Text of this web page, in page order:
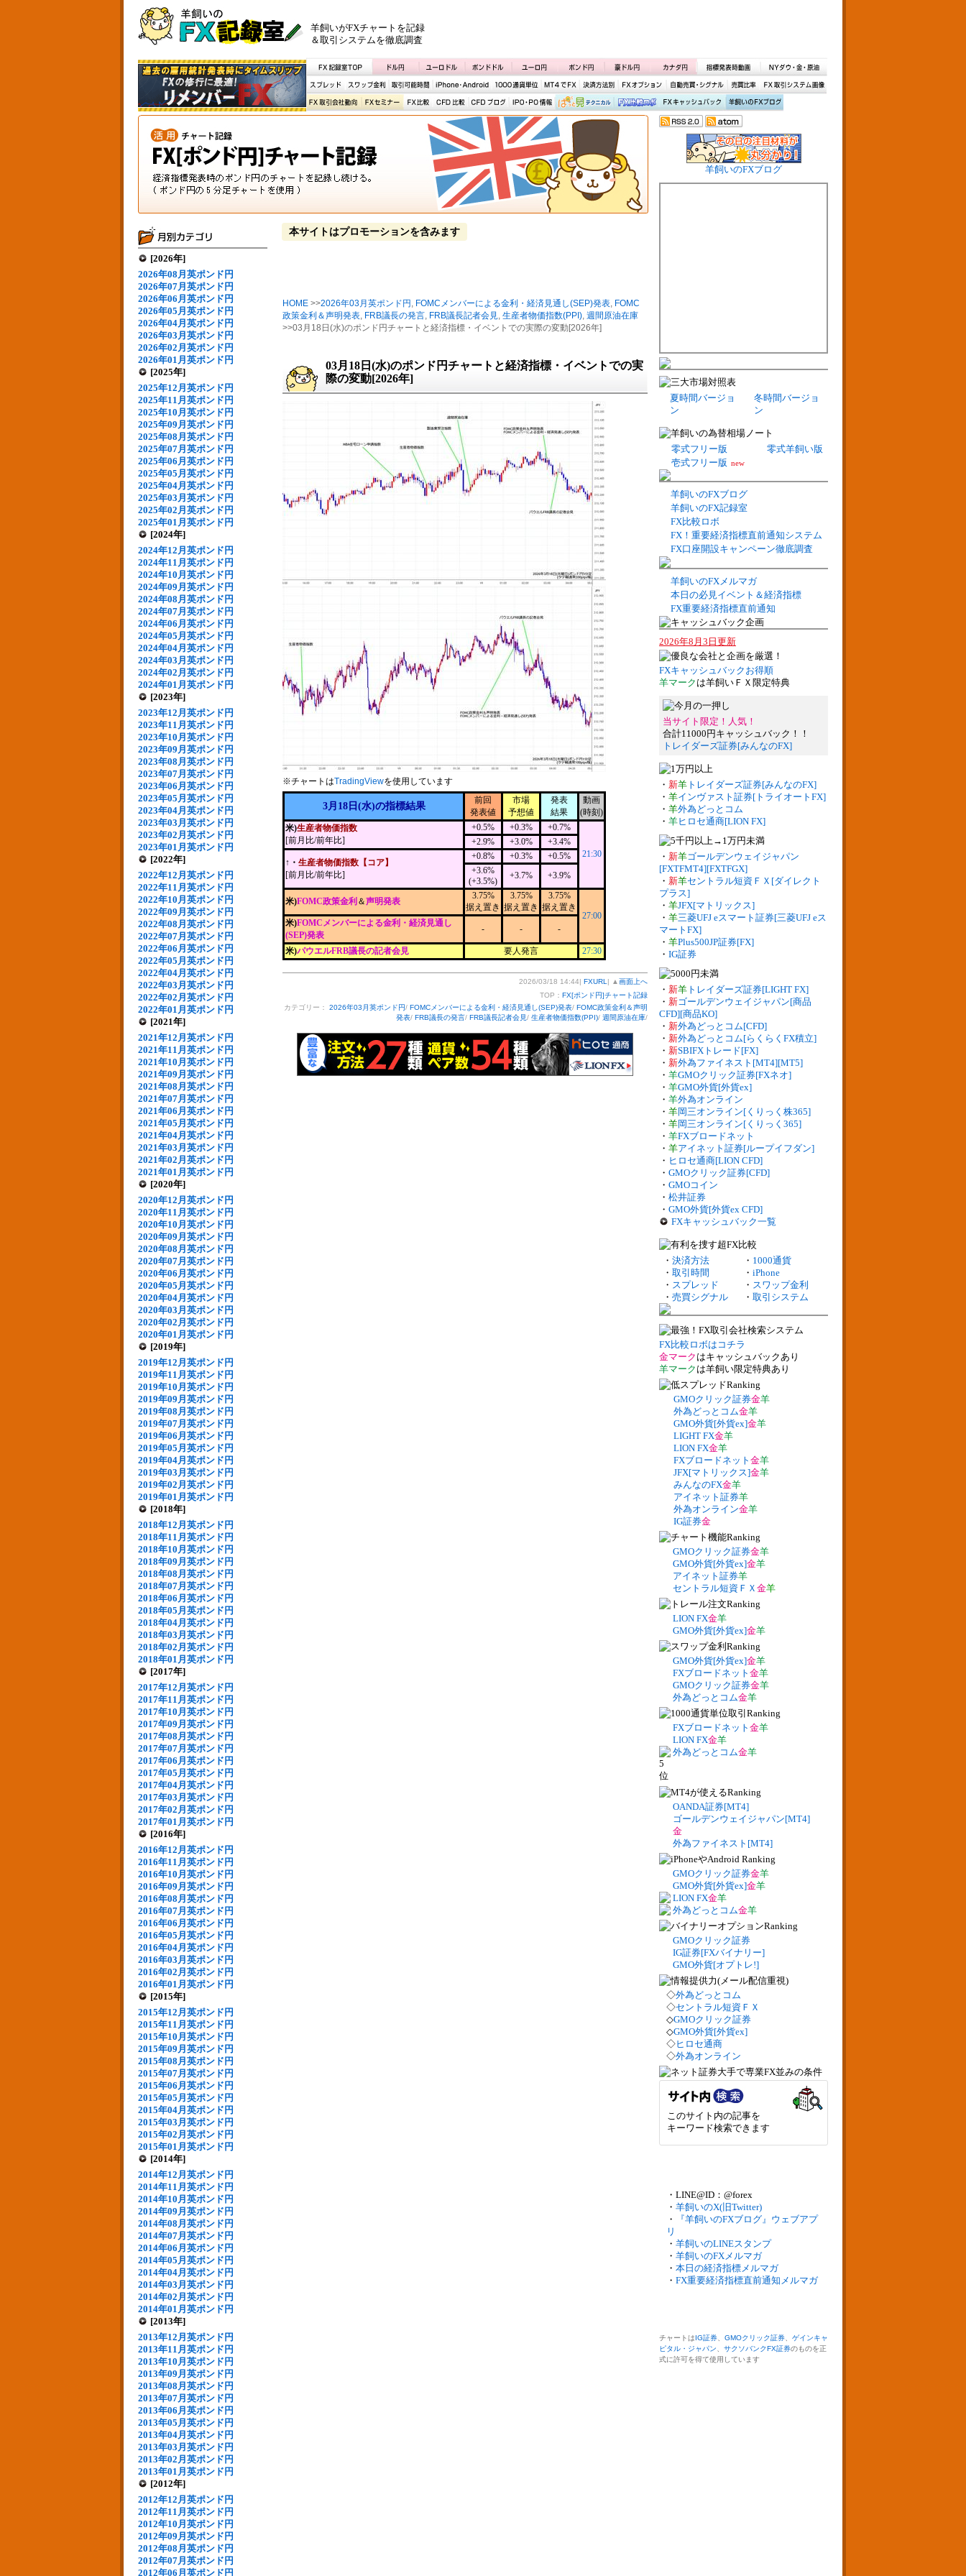
羊飼いがFXチャートを記録
＆取引システムを徹底調査
[2026年]
2026年08月英ポンド円
2026年07月英ポンド円
2026年06月英ポンド円
2026年05月英ポンド円
2026年04月英ポンド円
2026年03月英ポンド円
2026年02月英ポンド円
2026年01月英ポンド円
[2025年]
2025年12月英ポンド円
2025年11月英ポンド円
2025年10月英ポンド円
2025年09月英ポンド円
2025年08月英ポンド円
2025年07月英ポンド円
2025年06月英ポンド円
2025年05月英ポンド円
2025年04月英ポンド円
2025年03月英ポンド円
2025年02月英ポンド円
2025年01月英ポンド円
[2024年]
2024年12月英ポンド円
2024年11月英ポンド円
2024年10月英ポンド円
2024年09月英ポンド円
2024年08月英ポンド円
2024年07月英ポンド円
2024年06月英ポンド円
2024年05月英ポンド円
2024年04月英ポンド円
2024年03月英ポンド円
2024年02月英ポンド円
2024年01月英ポンド円
[2023年]
2023年12月英ポンド円
2023年11月英ポンド円
2023年10月英ポンド円
2023年09月英ポンド円
2023年08月英ポンド円
2023年07月英ポンド円
2023年06月英ポンド円
2023年05月英ポンド円
2023年04月英ポンド円
2023年03月英ポンド円
2023年02月英ポンド円
2023年01月英ポンド円
[2022年]
2022年12月英ポンド円
2022年11月英ポンド円
2022年10月英ポンド円
2022年09月英ポンド円
2022年08月英ポンド円
2022年07月英ポンド円
2022年06月英ポンド円
2022年05月英ポンド円
2022年04月英ポンド円
2022年03月英ポンド円
2022年02月英ポンド円
2022年01月英ポンド円
[2021年]
2021年12月英ポンド円
2021年11月英ポンド円
2021年10月英ポンド円
2021年09月英ポンド円
2021年08月英ポンド円
2021年07月英ポンド円
2021年06月英ポンド円
2021年05月英ポンド円
2021年04月英ポンド円
2021年03月英ポンド円
2021年02月英ポンド円
2021年01月英ポンド円
[2020年]
2020年12月英ポンド円
2020年11月英ポンド円
2020年10月英ポンド円
2020年09月英ポンド円
2020年08月英ポンド円
2020年07月英ポンド円
2020年06月英ポンド円
2020年05月英ポンド円
2020年04月英ポンド円
2020年03月英ポンド円
2020年02月英ポンド円
2020年01月英ポンド円
[2019年]
2019年12月英ポンド円
2019年11月英ポンド円
2019年10月英ポンド円
2019年09月英ポンド円
2019年08月英ポンド円
2019年07月英ポンド円
2019年06月英ポンド円
2019年05月英ポンド円
2019年04月英ポンド円
2019年03月英ポンド円
2019年02月英ポンド円
2019年01月英ポンド円
[2018年]
2018年12月英ポンド円
2018年11月英ポンド円
2018年10月英ポンド円
2018年09月英ポンド円
2018年08月英ポンド円
2018年07月英ポンド円
2018年06月英ポンド円
2018年05月英ポンド円
2018年04月英ポンド円
2018年03月英ポンド円
2018年02月英ポンド円
2018年01月英ポンド円
[2017年]
2017年12月英ポンド円
2017年11月英ポンド円
2017年10月英ポンド円
2017年09月英ポンド円
2017年08月英ポンド円
2017年07月英ポンド円
2017年06月英ポンド円
2017年05月英ポンド円
2017年04月英ポンド円
2017年03月英ポンド円
2017年02月英ポンド円
2017年01月英ポンド円
[2016年]
2016年12月英ポンド円
2016年11月英ポンド円
2016年10月英ポンド円
2016年09月英ポンド円
2016年08月英ポンド円
2016年07月英ポンド円
2016年06月英ポンド円
2016年05月英ポンド円
2016年04月英ポンド円
2016年03月英ポンド円
2016年02月英ポンド円
2016年01月英ポンド円
[2015年]
2015年12月英ポンド円
2015年11月英ポンド円
2015年10月英ポンド円
2015年09月英ポンド円
2015年08月英ポンド円
2015年07月英ポンド円
2015年06月英ポンド円
2015年05月英ポンド円
2015年04月英ポンド円
2015年03月英ポンド円
2015年02月英ポンド円
2015年01月英ポンド円
[2014年]
2014年12月英ポンド円
2014年11月英ポンド円
2014年10月英ポンド円
2014年09月英ポンド円
2014年08月英ポンド円
2014年07月英ポンド円
2014年06月英ポンド円
2014年05月英ポンド円
2014年04月英ポンド円
2014年03月英ポンド円
2014年02月英ポンド円
2014年01月英ポンド円
[2013年]
2013年12月英ポンド円
2013年11月英ポンド円
2013年10月英ポンド円
2013年09月英ポンド円
2013年08月英ポンド円
2013年07月英ポンド円
2013年06月英ポンド円
2013年05月英ポンド円
2013年04月英ポンド円
2013年03月英ポンド円
2013年02月英ポンド円
2013年01月英ポンド円
[2012年]
2012年12月英ポンド円
2012年11月英ポンド円
2012年10月英ポンド円
2012年09月英ポンド円
2012年08月英ポンド円
2012年07月英ポンド円
2012年06月英ポンド円
本サイトはプロモーションを含みます
HOME >>2026年03月英ポンド円 , FOMCメンバーによる金利・経済見通し(SEP)発表, FOMC
政策金利＆声明発表, FRB議長の発言, FRB議長記者会見, 生産者物価指数(PPI), 週間原油在庫
>>03月18日(水)のポンド円チャートと経済指標・イベントでの実際の変動[2026年]
03月18日(水)のポンド円チャートと経済指標・イベントでの実
際の変動[2026年]
※チャートはTradingViewを使用しています
3月18日(水)の指標結果
前回
発表値
市場
予想値
発表
結果
動画
(時刻)
米)生産者物価指数
[前月比/前年比]
+0.5% +0.3% +0.7%
21:30
+2.9% +3.0% +3.4%
↑・ 生産者物価指数【コア】
[前月比/前年比]
+0.8% +0.3%
+0.5%
+3.6%
(+3.5%)
+3.7% +3.9%
米)FOMC政策金利 ＆声明発表
3.75%
据え置き
3.75%
据え置き
3.75%
据え置き
27:00
米)FOMCメンバーによる金利・経済見通し
(SEP)発表
- - -
米)パウエルFRB議長の記者会見 要人発言 27:30
2026/03/18 14:44| FXURL | ▲ 画面上へ
TOP： FX[ポンド円]チャート記録
カテゴリー： 2026年03月英ポンド円/ FOMCメンバーによる金利・経済見通し(SEP)発表/ FOMC政策金利＆声明
発表/ FRB議長の発言/ FRB議長記者会見/ 生産者物価指数(PPI)/ 週間原油在庫/
羊飼いのFXブログ
夏時間バージョ
ン
冬時間バージョ
ン
零式フリー版
零式羊飼い版
壱式フリー版 new
羊飼いのFXブログ
羊飼いのFX記録室
FX比較ロボ
FX！重要経済指標直前通知システム
FX口座開設キャンペーン徹底調査
羊飼いのFXメルマガ
本日の必見イベント＆経済指標
FX重要経済指標直前通知
2026年8月3日更新
FXキャッシュバックお得順
羊マーク は羊飼いＦＸ限定特典
当サイト限定！人気！
合計11000円キャッシュバック！！
トレイダーズ証券[みんなのFX]
・ 新羊 トレイダーズ証券[みんなのFX]
・ 羊インヴァスト証券[トライオートFX]
・ 羊外為どっとコム
・ 羊ヒロセ通商[LION FX]
・ 新羊ゴールデンウェイジャパン
[FXTFMT4][FXTFGX]
・ 新羊セントラル短資ＦＸ[ダイレクト
プラス]
・ 羊JFX[マトリックス]
・ 羊三菱UFJ eスマート証券[三菱UFJ eス
マートFX]
・ 羊Plus500JP証券[FX]
・ IG証券
・ 新羊 トレイダーズ証券[LIGHT FX]
・ 新ゴールデンウェイジャパン[商品
CFD][商品KO]
・ 新外為どっとコム[CFD]
・ 新外為どっとコム[らくらくFX積立]
・ 新SBIFXトレード[FX]
・ 新外為ファイネスト[MT4][MT5]
・ 羊GMOクリック証券[FXネオ]
・ 羊GMO外貨[外貨ex]
・ 羊外為オンライン
・ 羊岡三オンライン[くりっく株365]
・ 羊岡三オンライン[くりっく365]
・ 羊FXブロードネット
・ 羊アイネット証券[ループイフダン]
・ ヒロセ通商[LION CFD]
・ GMOクリック証券[CFD]
・ GMOコイン
・ 松井証券
・ GMO外貨[外貨ex CFD]
FXキャッシュバック一覧
・ 決済方法 ・ 1000通貨
・ 取引時間 ・ iPhone
・ スプレッド ・ スワップ金利
・ 売買シグナル ・ 取引システム
FX比較ロボはコチラ
金マーク はキャッシュバックあり
羊マーク は羊飼い限定特典あり
GMOクリック証券金羊
外為どっとコム金羊
GMO外貨[外貨ex]金羊
LIGHT FX金羊
LION FX金羊
FXブロードネット 金羊
JFX[マトリックス]金羊
みんなのFX金羊
アイネット証券羊
外為オンライン金羊
IG証券金
GMOクリック証券金羊
GMO外貨[外貨ex]金羊
アイネット証券羊
セントラル短資ＦＸ 金羊
LION FX金羊
GMO外貨[外貨ex]金羊
GMO外貨[外貨ex]金羊
FXブロードネット 金羊
GMOクリック証券金羊
外為どっとコム金羊
FXブロードネット 金羊
LION FX金羊
外為どっとコム金羊
OANDA証券[MT4]
ゴールデンウェイジャパン[MT4]
金
外為ファイネスト[MT4]
GMOクリック証券金羊
GMO外貨[外貨ex]金羊
LION FX金羊
外為どっとコム金羊
GMOクリック証券
IG証券[FXバイナリー]
GMO外貨[オプトレ!]
◇外為どっとコム
◇セントラル短資ＦＸ
◇GMOクリック証券
◇GMO外貨[外貨ex]
◇ヒロセ通商
◇外為オンライン
このサイト内の記事を
キーワード検索できます
・LINE@ID：@forex
・ 羊飼いのX(旧Twitter)
・
『羊飼いのFXブログ』ウェブアプ
リ
・ 羊飼いのLINEスタンプ
・ 羊飼いのFXメルマガ
・ 本日の経済指標メルマガ
・ FX重要経済指標直前通知メルマガ
チャートはIG証券 GMOクリック証券
ゲインキャ
ピタル・ジャパン
サクソバンクFX証券のものを正
式に許可を得て使用しています